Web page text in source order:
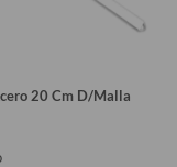
20 Cm D/Malla